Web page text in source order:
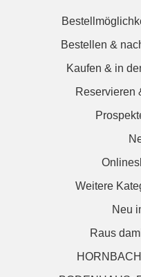
Bestellen &
Kaufen & in
Reservieren
Weitere
Neu
Raus